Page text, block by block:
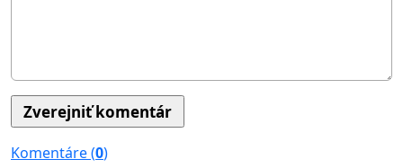
Komentáre (0)